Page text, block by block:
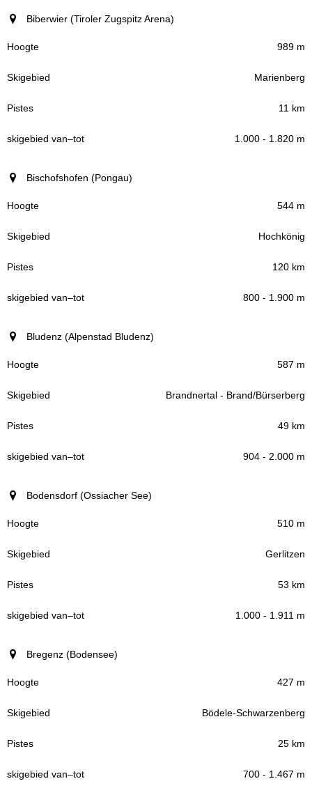
Biberwier (Tiroler Zugspitz Arena)
989 m
Marienberg
11 km
1.000 - 1.820 m
Bischofshofen (Pongau)
544 m
Hochkönig
120 km
800 - 1.900 m
Bludenz (Alpenstad Bludenz)
587 m
Brandnertal - Brand/Bürserberg
49 km
904 - 2.000 m
Bodensdorf (Ossiacher See)
510 m
Gerlitzen
53 km
1.000 - 1.911 m
Bregenz (Bodensee)
427 m
Bödele-Schwarzenberg
25 km
700 - 1.467 m